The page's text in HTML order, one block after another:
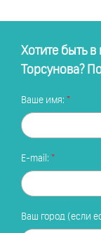
Хотите быть в
Торсунова?
Ваше имя:
E-mail:
Ваш город (если